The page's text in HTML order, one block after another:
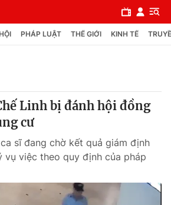
PHÁP LUẬT THẾ GIỚI KINH TẾ
Linh bị đánh hội đồng
cư
sĩ đang chờ kết quả giám định
việc theo quy định của pháp